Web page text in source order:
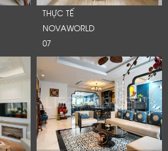
THỰC TẾ
NOVAWORLD
07